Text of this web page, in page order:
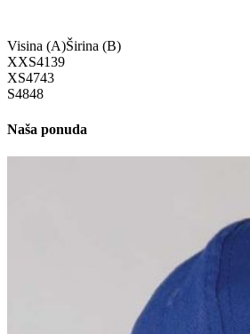
Visina (A)Širina (B)
XXS4139
XS4743
S4848
Naša ponuda